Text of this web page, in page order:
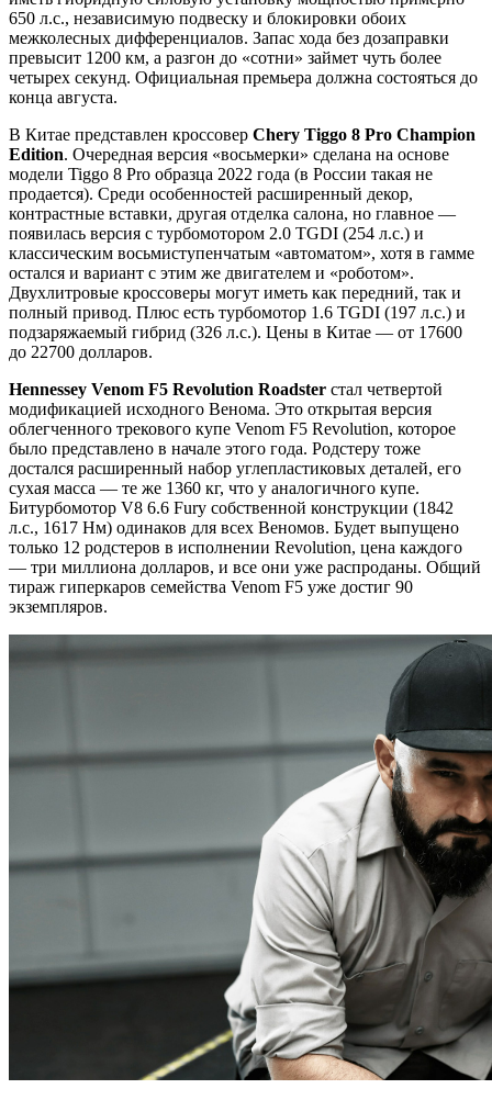
650 л.с., независимую подвеску и блокировки обоих
межколесных дифференциалов. Запас хода без дозаправки
превысит 1200 км, а разгон до «сотни» займет чуть более
четырех секунд. Официальная премьера должна состояться до
конца августа.
В Китае представлен кроссовер Chery Tiggo 8 Pro Champion
Edition. Очередная версия «восьмерки» сделана на основе
модели Tiggo 8 Pro образца 2022 года (в России такая не
продается). Среди особенностей расширенный декор,
контрастные вставки, другая отделка салона, но главное —
появилась версия с турбомотором 2.0 TGDI (254 л.с.) и
классическим восьмиступенчатым «автоматом», хотя в гамме
остался и вариант с этим же двигателем и «роботом».
Двухлитровые кроссоверы могут иметь как передний, так и
полный привод. Плюс есть турбомотор 1.6 TGDI (197 л.с.) и
подзаряжаемый гибрид (326 л.с.). Цены в Китае — от 17600
до 22700 долларов.
Hennessey Venom F5 Revolution Roadster стал четвертой
модификацией исходного Венома. Это открытая версия
облегченного трекового купе Venom F5 Revolution, которое
было представлено в начале этого года. Родстеру тоже
достался расширенный набор углепластиковых деталей, его
сухая масса — те же 1360 кг, что у аналогичного купе.
Битурбомотор V8 6.6 Fury собственной конструкции (1842
л.с., 1617 Нм) одинаков для всех Веномов. Будет выпущено
только 12 родстеров в исполнении Revolution, цена каждого
— три миллиона долларов, и все они уже распроданы. Общий
тираж гиперкаров семейства Venom F5 уже достиг 90
экземпляров.